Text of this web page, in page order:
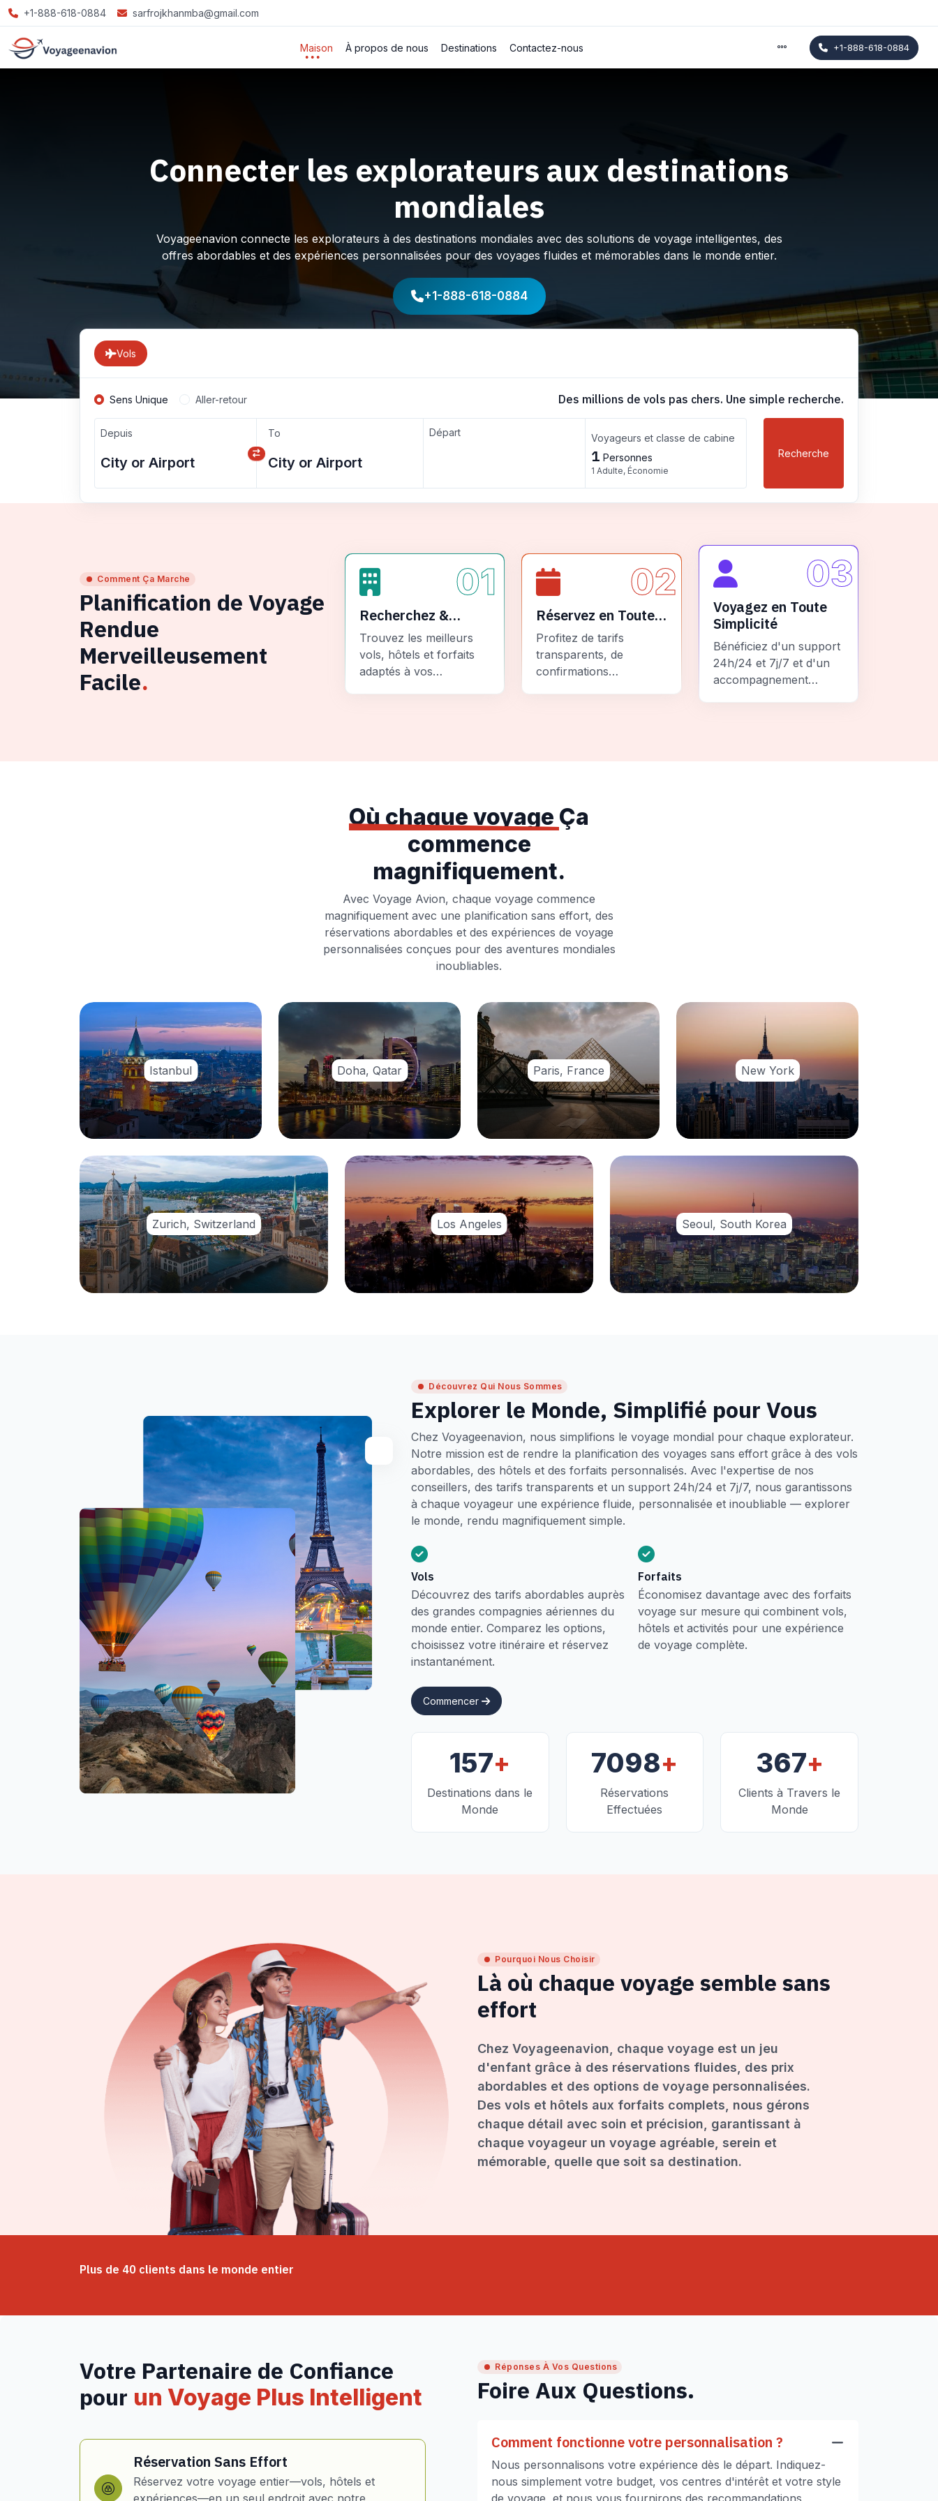
+1-888-618-0884 sarfrojkhanmba@gmail.com
Maison À propos de nous Destinations Contactez-nous +1-888-618-0884
Connecter les explorateurs aux destinations
mondiales
Voyageenavion connecte les explorateurs à des destinations mondiales avec des solutions de voyage intelligentes, des
offres abordables et des expériences personnalisées pour des voyages fluides et mémorables dans le monde entier.
+1-888-618-0884
Vols
Sens Unique Aller-retour Des millions de vols pas chers. Une simple recherche.
Depuis To Départ Voyageurs et classe de cabine
1 Personnes
1 Adulte, Économie
Recherche
Comment Ça Marche
Planification de Voyage
Rendue
Merveilleusement
Facile.
01
Recherchez &
Comparez
Trouvez les meilleurs
vols, hôtels et forfaits
adaptés à vos
02
Réservez en Toute
Sécurité
Profitez de tarifs
transparents, de
confirmations
03
Voyagez en Toute
Simplicité
Bénéficiez d'un support
24h/24 et 7j/7 et d'un
accompagnement
Où chaque voyage Ça
commence
magnifiquement.
Avec Voyage Avion, chaque voyage commence
magnifiquement avec une planification sans effort, des
réservations abordables et des expériences de voyage
personnalisées conçues pour des aventures mondiales
inoubliables.
Istanbul Doha, Qatar Paris, France New York
Zurich, Switzerland Los Angeles Seoul, South Korea
Découvrez Qui Nous Sommes
Explorer le Monde, Simplifié pour Vous
Chez Voyageenavion, nous simplifions le voyage mondial pour chaque explorateur.
Notre mission est de rendre la planification des voyages sans effort grâce à des vols
abordables, des hôtels et des forfaits personnalisés. Avec l'expertise de nos
conseillers, des tarifs transparents et un support 24h/24 et 7j/7, nous garantissons
à chaque voyageur une expérience fluide, personnalisée et inoubliable — explorer
le monde, rendu magnifiquement simple.
Vols
Découvrez des tarifs abordables auprès
des grandes compagnies aériennes du
monde entier. Comparez les options,
choisissez votre itinéraire et réservez
instantanément.
Forfaits
Économisez davantage avec des forfaits
voyage sur mesure qui combinent vols,
hôtels et activités pour une expérience
de voyage complète.
Commencer
157+
Destinations dans le
Monde
7098+
Réservations
Effectuées
367+
Clients à Travers le
Monde
Pourquoi Nous Choisir
Là où chaque voyage semble sans
effort
Chez Voyageenavion, chaque voyage est un jeu
d'enfant grâce à des réservations fluides, des prix
abordables et des options de voyage personnalisées.
Des vols et hôtels aux forfaits complets, nous gérons
chaque détail avec soin et précision, garantissant à
chaque voyageur un voyage agréable, serein et
mémorable, quelle que soit sa destination.
Plus de 40 clients dans le monde entier
Votre Partenaire de Confiance
pour un Voyage Plus Intelligent
Réservation Sans Effort
Réservez votre voyage entier—vols, hôtels et
expériences—en un seul endroit avec notre
Réponses À Vos Questions
Foire Aux Questions.
Comment fonctionne votre personnalisation ?
Nous personnalisons votre expérience dès le départ. Indiquez-
nous simplement votre budget, vos centres d'intérêt et votre style
de voyage, et nous vous fournirons des recommandations